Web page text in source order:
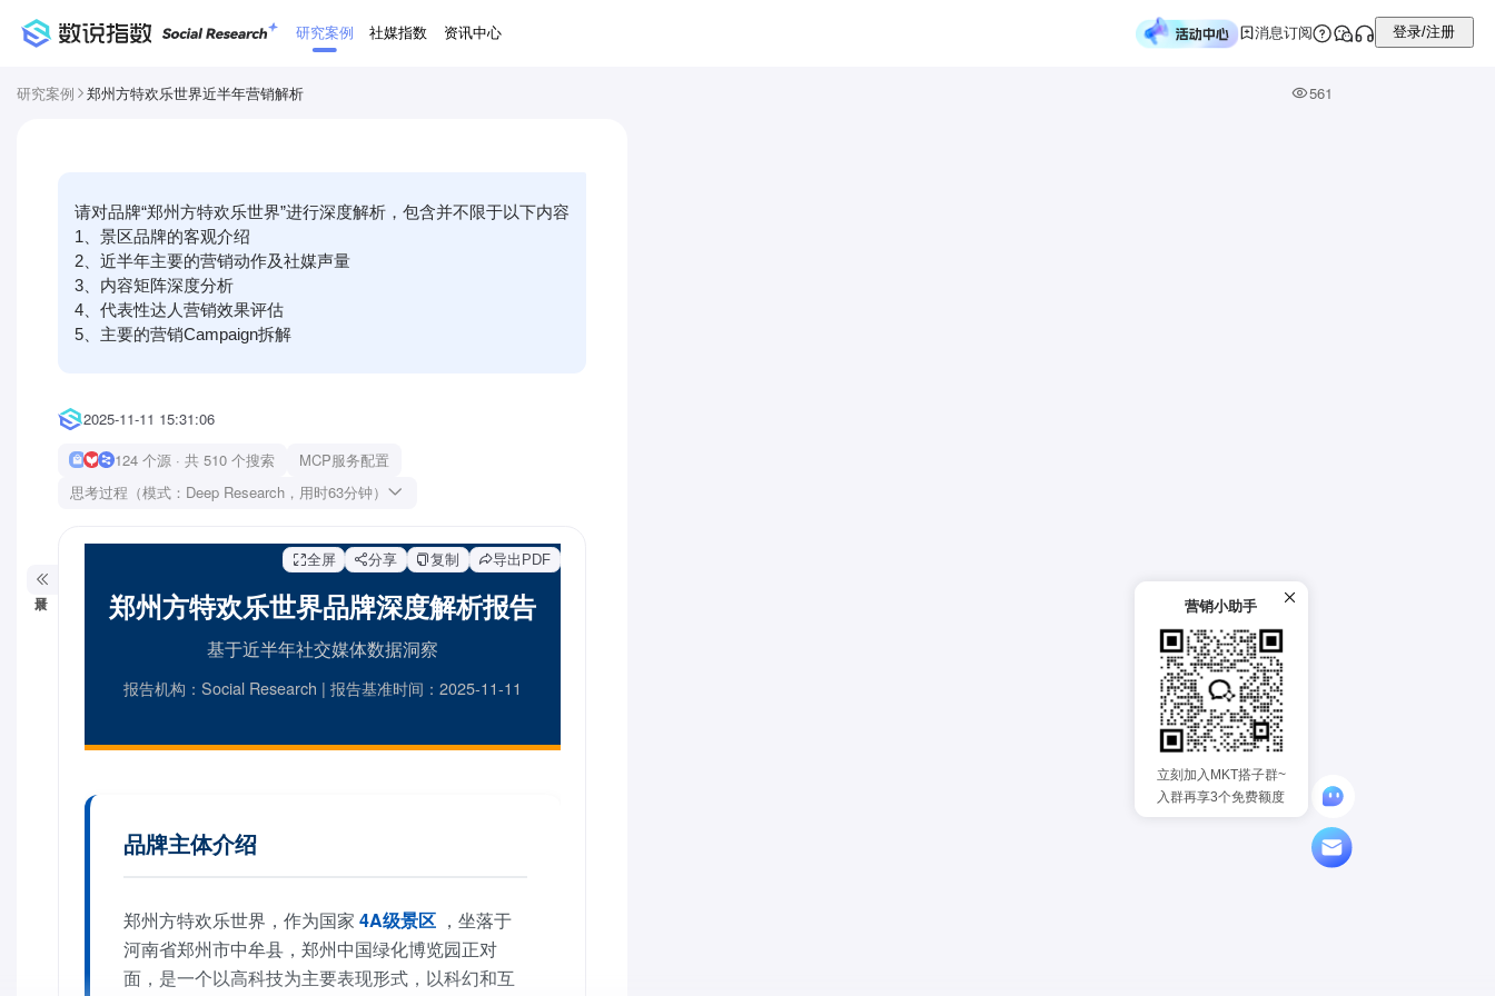
研究案例 社媒指数 资讯中心 消息订阅 登录/注册
研究案例 郑州方特欢乐世界近半年营销解析 561
请对品牌“郑州方特欢乐世界”进行深度解析，包含并不限于以下内容
1、景区品牌的客观介绍
2、近半年主要的营销动作及社媒声量
3、内容矩阵深度分析
4、代表性达人营销效果评估
5、主要的营销Campaign拆解
2025-11-11 15:31:06
124 个源 · 共 510 个搜索
MCP服务配置
思考过程（模式：Deep Research，用时63分钟）
全屏 分享 复制 导出PDF
营销小助手
立刻加入MKT搭子群~
入群再享3个免费额度